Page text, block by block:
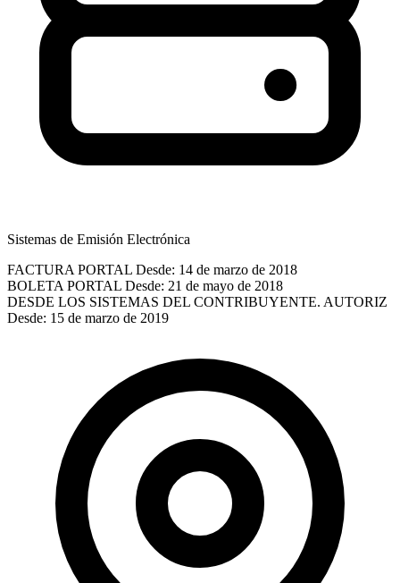
Sistemas de Emisión Electrónica
FACTURA PORTAL Desde: 14 de marzo de 2018
BOLETA PORTAL Desde: 21 de mayo de 2018
DESDE LOS SISTEMAS DEL CONTRIBUYENTE. AUTORIZ
Desde: 15 de marzo de 2019